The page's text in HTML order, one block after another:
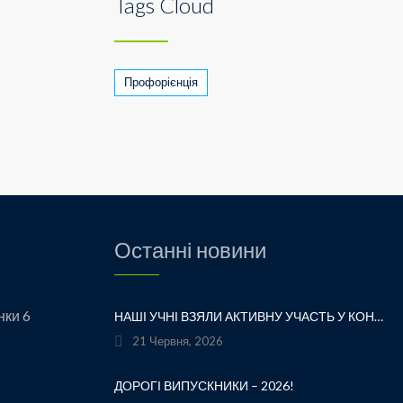
Профорієнція
6
Останні новини
НАШІ УЧНІ ВЗЯЛИ АКТИВНУ УЧАСТЬ У КОНКУРСІ ТВОРЧОСТІ ЛЕСІ УКРАЇНКИ «ХТО ЛЮБИТЬ УКРАЇНСЬКЕ СЛОВО» ТА БУЛИ ВІДЗНАЧЕНІ ПОДЯКАМИ ЗА СВОЮ СТАРАННІСТЬ, ТВОРЧІСТЬ І ЛЮБОВ ДО РІДНОГО СЛОВА.УРОЧИСТЕ ВРУЧЕННЯ НАГОРОД ВІДБУЛОСЯ ПІД ЧАС ФЕСТИВАЛЮ «УКРАЇНКА FEST» НА МАЛЬОВНИЧОМУ БЕРЕЗІ ЯВОРІВСЬКОГО МОРЯ. ЦЕ БУЛА ЧУДОВА НАГОДА ЩЕ РАЗ ДОТОРКНУТИСЯ ДО ТВОРЧОЇ СПАДЩИНИ ВЕЛИКОЇ УКРАЇНСЬКОЇ ПОЕТЕСИ, ВІДЧУТИ СИЛУ УКРАЇНСЬКОГО СЛОВА ТА ГОРДІСТЬ ЗА НАШИХ ТАЛАНОВИТИХ ДІТЕЙ.ВІТАЄМО УЧАСНИКІВ І БАЖАЄМО ЇМ НОВИХ ТВОРЧИХ ЗВЕРШЕНЬ!«НІ! Я ЖИВА! Я БУДУ ВІЧНО ЖИТИ! Я В СЕРЦІ МАЮ ТЕ, ЩО НЕ ВМИРАЄ». — ЛЕСЯ УКРАЇНКА
21 Червня, 2026
ДОРОГІ ВИПУСКНИКИ – 2026!